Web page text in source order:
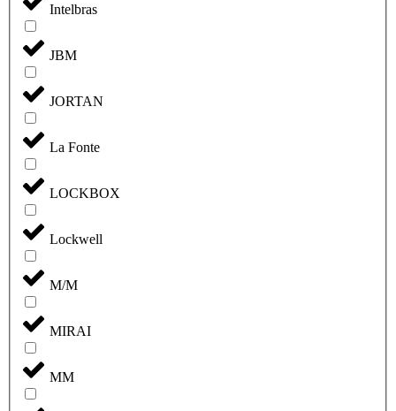
Intelbras
JBM
JORTAN
La Fonte
LOCKBOX
Lockwell
M/M
MIRAI
MM